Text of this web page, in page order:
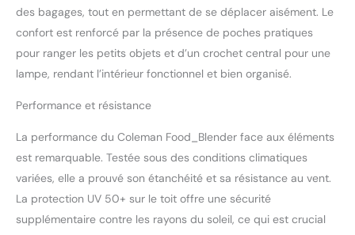
des bagages, tout en permettant de se déplacer aisément. Le
confort est renforcé par la présence de poches pratiques
pour ranger les petits objets et d’un crochet central pour une
lampe, rendant l’intérieur fonctionnel et bien organisé.
Performance et résistance
La performance du Coleman Food_Blender face aux éléments
est remarquable. Testée sous des conditions climatiques
variées, elle a prouvé son étanchéité et sa résistance au vent.
La protection UV 50+ sur le toit offre une sécurité
supplémentaire contre les rayons du soleil, ce qui est crucial